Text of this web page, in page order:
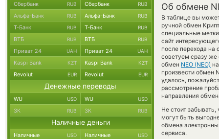
Об обмене
В таблице вы
ручной обмен
специальные
сайт
после перехода на
советуем сразу же
обмен NEO (NEO)
произвести обмен
удалось,
рассмотрение
направления
Не стоит
могут быть
обмена
сервиса.
Сбербанк RUB Сбербанк RUB
Альфа-Банк RUB Альфа-Банк RUB
Т-Банк RUB Т-Банк RUB
ВТБ RUB ВТБ RUB
Приват 24 UAH Приват 24 UAH
Kaspi Bank KZT Kaspi Bank KZT
Revolut EUR Revolut EUR
Денежные переводы
WU USD WU USD
ЗК RUB ЗК RUB
Наличные деньги
Наличные USD Наличные USD